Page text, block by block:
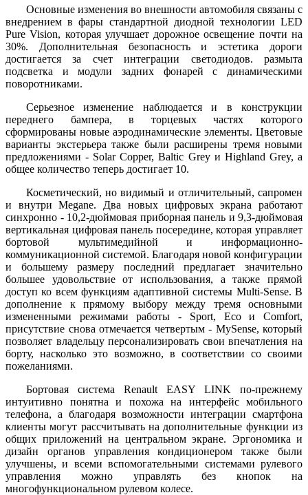
Основные изменения во внешности автомобиля связаны с
внедрением в фары стандартной диодной технологии LED
Pure Vision, которая улучшает дорожное освещение почти на
30%. Дополнительная безопасность и эстетика дороги
достигается за счет интеграции светодиодов. размыта
подсветка и модули задних фонарей с динамическими
поворотниками.
Серьезное изменение наблюдается и в конструкции
переднего бампера, в торцевых частях которого
сформированы новые аэродинамические элементы. Цветовые
варианты экстерьера также были расширены тремя новыми
предложениями - Solar Copper, Baltic Grey и Highland Grey, а
общее количество теперь достигает 10.
Косметический, но видимый и отличительный, сапромен
и внутри Megane. Два новых цифровых экрана работают
синхронно - 10,2-дюймовая приборная панель и 9,3-дюймовая
вертикальная цифровая панель посередине, которая управляет
бортовой мультимедийной и информационно-
коммуникационной системой. Благодаря новой конфигурации
и большему размеру последний предлагает значительно
большее удовольствие от использования, а также прямой
доступ ко всем функциям адаптивной системы Multi-Sense. В
дополнение к прямому выбору между тремя основными
измененными режимами работы - Sport, Eco и Comfort,
присутствие снова отмечается четвертым - MySense, который
позволяет владельцу персонализировать свои впечатления на
борту, насколько это возможно, в соответствии со своими
пожеланиями.
Бортовая система Renault EASY LINK по-прежнему
интуитивно понятна и похожа на интерфейс мобильного
телефона, а благодаря возможности интеграции смартфона
клиенты могут рассчитывать на дополнительные функции из
общих приложений на центральном экране. Эргономика и
дизайн органов управления кондиционером также были
улучшены, и всеми вспомогательными системами рулевого
управления можно управлять без кнопок на
многофункциональном рулевом колесе.